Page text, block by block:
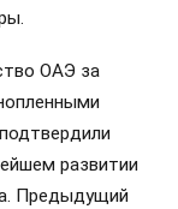
ОАЭ за
развитии
Предыдущий